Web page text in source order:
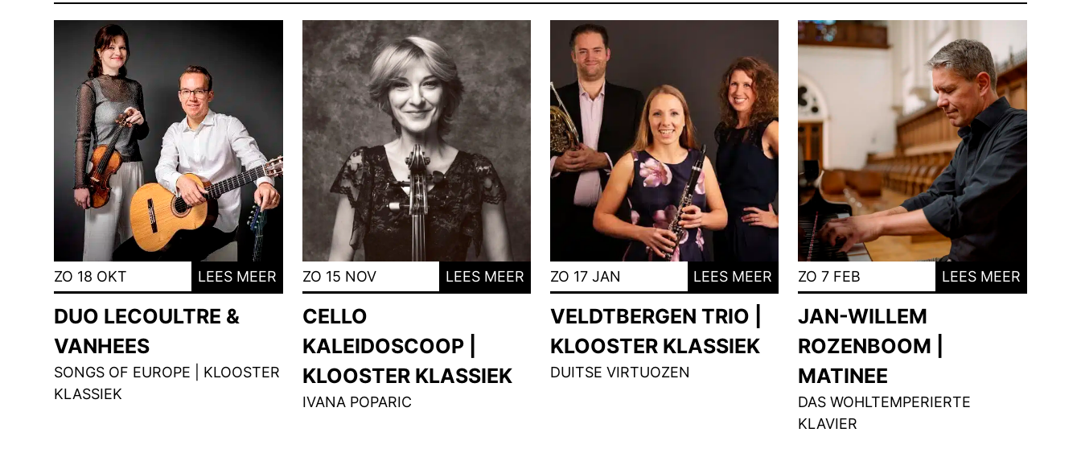
ZO 18 OKT LEES MEER
DUO LECOULTRE &
VANHEES
SONGS OF EUROPE | KLOOSTER
KLASSIEK
ZO 15 NOV LEES MEER
CELLO
KALEIDOSCOOP |
KLOOSTER KLASSIEK
IVANA POPARIC
ZO 17 JAN LEES MEER
VELDTBERGEN TRIO |
KLOOSTER KLASSIEK
DUITSE VIRTUOZEN
ZO 7 FEB LEES MEER
JAN-WILLEM
ROZENBOOM |
MATINEE
DAS WOHLTEMPERIERTE
KLAVIER